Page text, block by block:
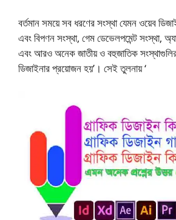
বর্তমান সময়ে সব ধরণের সংস্থা যেমন ওয়েব
এবং বিপণন সংস্থা, গেম ডেভেলপমেন্ট সংস্থা,
এবং আরও অনেক জাতীয় ও বহুজাতিক
ডিজাইনার প্রয়োজন হয়’। সেই তুলনায় ‘